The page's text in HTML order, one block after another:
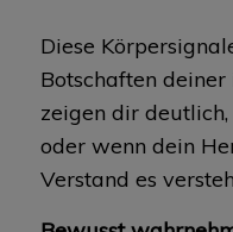
Diese
Botschaften
zeigen dir
oder wenn dein
Verstand es